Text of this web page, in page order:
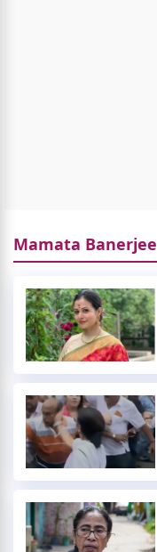
Mamata Banerjee